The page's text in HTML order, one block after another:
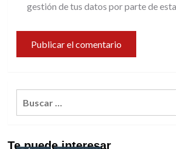
gestión de tus datos por parte de
Te puede interesar